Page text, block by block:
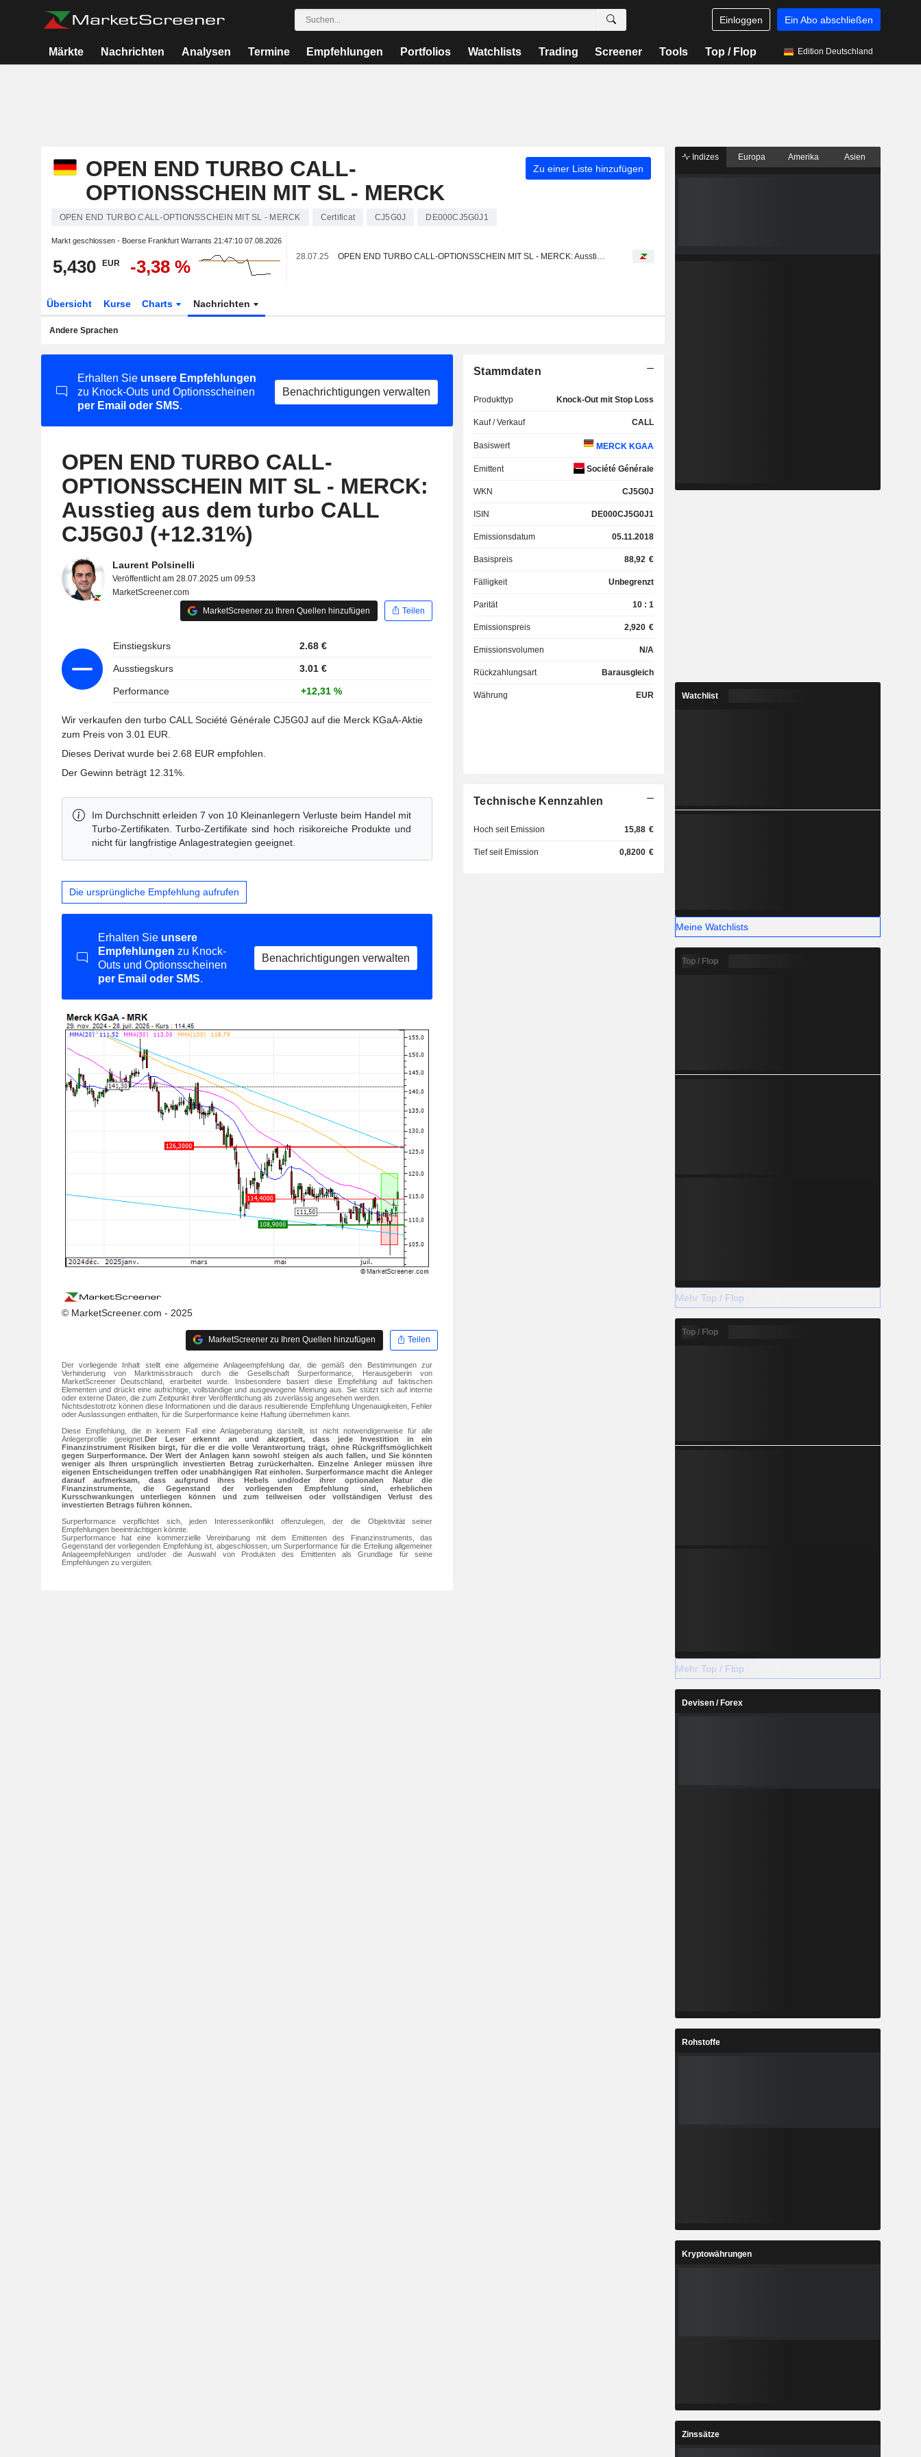
Einloggen Ein Abo abschließen
Märkte Nachrichten Analysen Termine Empfehlungen Portfolios Watchlists Trading Screener Tools Top / Flop Edition Deutschland
OPEN END TURBO CALL-
OPTIONSSCHEIN MIT SL - MERCK
Zu einer Liste hinzufügen
OPEN END TURBO CALL-OPTIONSSCHEIN MIT SL - MERCK Certificat CJ5G0J DE000CJ5G0J1
Markt geschlossen - Boerse Frankfurt Warrants 21:47:10 07.08.2026
5,430 EUR -3,38 %
28.07.25
Übersicht Kurse Charts Nachrichten
Andere Sprachen
Erhalten Sie unsere Empfehlungen
zu Knock-Outs und Optionsscheinen
per Email oder SMS.
Benachrichtigungen verwalten
OPEN END TURBO CALL-
OPTIONSSCHEIN MIT SL - MERCK:
Ausstieg aus dem turbo CALL
CJ5G0J (+12.31%)
Laurent Polsinelli
Veröffentlicht am 28.07.2025 um 09:53
MarketScreener.com
MarketScreener zu Ihren Quellen hinzufügen
Teilen
Einstiegskurs 2.68 €
Ausstiegskurs 3.01 €
Performance +12,31 %
Wir verkaufen den turbo CALL Société Générale CJ5G0J auf die Merck KGaA-Aktie
zum Preis von 3.01 EUR.
Dieses Derivat wurde bei 2.68 EUR empfohlen.
Der Gewinn beträgt 12.31%.
Im Durchschnitt erleiden 7 von 10 Kleinanlegern Verluste beim Handel mit
Turbo-Zertifikaten. Turbo-Zertifikate sind hoch risikoreiche Produkte und
nicht für langfristige Anlagestrategien geeignet.
Die ursprüngliche Empfehlung aufrufen
Erhalten Sie unsere
Empfehlungen zu Knock-
Outs und Optionsscheinen
per Email oder SMS.
Benachrichtigungen verwalten
© MarketScreener.com - 2025
MarketScreener zu Ihren Quellen hinzufügen Teilen
Der vorliegende Inhalt stellt eine allgemeine Anlageempfehlung dar, die gemäß den Bestimmungen zur
Verhinderung von Marktmissbrauch durch die Gesellschaft Surperformance, Herausgeberin von
MarketScreener Deutschland, erarbeitet wurde. Insbesondere basiert diese Empfehlung auf faktischen
Elementen und drückt eine aufrichtige, vollständige und ausgewogene Meinung aus. Sie stützt sich auf interne
oder externe Daten, die zum Zeitpunkt ihrer Veröffentlichung als zuverlässig angesehen werden.
Nichtsdestotrotz können diese Informationen und die daraus resultierende Empfehlung Ungenauigkeiten, Fehler
oder Auslassungen enthalten, für die Surperformance keine Haftung übernehmen kann.
Diese Empfehlung, die in keinem Fall eine Anlageberatung darstellt, ist nicht notwendigerweise für alle
Anlegerprofile geeignet.Der Leser erkennt an und akzeptiert, dass jede Investition in ein
Finanzinstrument Risiken birgt, für die er die volle Verantwortung trägt, ohne Rückgriffsmöglichkeit
gegen Surperformance. Der Wert der Anlagen kann sowohl steigen als auch fallen, und Sie könnten
weniger als Ihren ursprünglich investierten Betrag zurückerhalten. Einzelne Anleger müssen ihre
eigenen Entscheidungen treffen oder unabhängigen Rat einholen. Surperformance macht die Anleger
darauf aufmerksam, dass aufgrund ihres Hebels und/oder ihrer optionalen Natur die
Finanzinstrumente, die Gegenstand der vorliegenden Empfehlung sind, erheblichen
Kursschwankungen unterliegen können und zum teilweisen oder vollständigen Verlust des
investierten Betrags führen können.
Surperformance verpflichtet sich, jeden Interessenkonflikt offenzulegen, der die Objektivität seiner
Empfehlungen beeinträchtigen könnte.
Surperformance hat eine kommerzielle Vereinbarung mit dem Emittenten des Finanzinstruments, das
Gegenstand der vorliegenden Empfehlung ist, abgeschlossen, um Surperformance für die Erteilung allgemeiner
Anlageempfehlungen und/oder die Auswahl von Produkten des Emittenten als Grundlage für seine
Empfehlungen zu vergüten.
Stammdaten
Produkttyp Knock-Out mit Stop Loss
Kauf / Verkauf CALL
Basiswert MERCK KGAA
Emittent Société Générale
WKN CJ5G0J
ISIN DE000CJ5G0J1
Emissionsdatum 05.11.2018
Basispreis 88,92 €
Fälligkeit Unbegrenzt
Parität 10 : 1
Emissionspreis 2,920 €
Emissionsvolumen N/A
Rückzahlungsart Barausgleich
Währung EUR
Technische Kennzahlen
Hoch seit Emission 15,88 €
Tief seit Emission 0,8200 €
Indizes Europa Amerika Asien
Watchlist
Meine Watchlists
Top / Flop
Mehr Top / Flop
Top / Flop
Mehr Top / Flop
Devisen / Forex
Rohstoffe
Kryptowährungen
Zinssätze